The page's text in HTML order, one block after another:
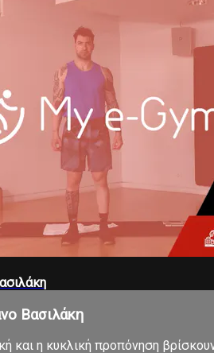
Βασιλάκη
και η κυκλική προπόνηση